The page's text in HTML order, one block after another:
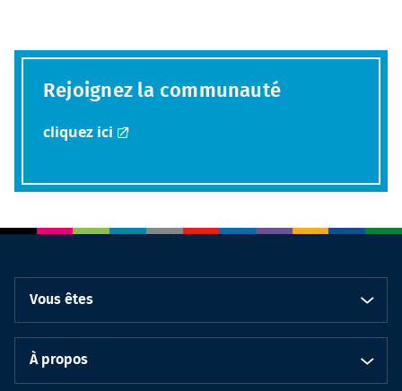
Rejoignez la communauté
cliquez ici
Vous êtes
À propos